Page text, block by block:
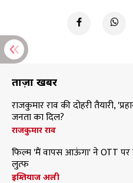
ताज़ा खबरें
राजकुमार राव की दोहरी तैयारी,
जनता का दिल?
राजकुमार राव
फिल्म 'मैं वापस आऊंगा' ने OTT पर
लुत्फ
इम्तियाज अली